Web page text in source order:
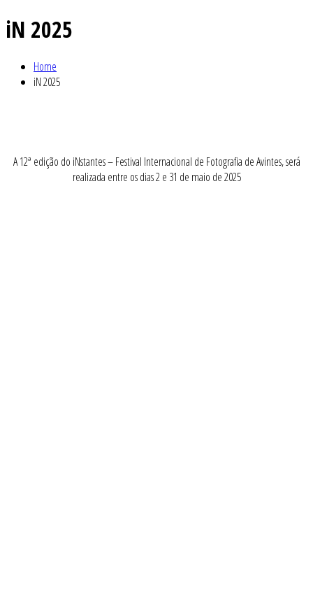
iN 2025
Home
iN 2025
A 12ª edição do iNstantes – Festival Internacional de Fotografia de Avintes, será
realizada entre os dias 2 e 31 de maio de 2025